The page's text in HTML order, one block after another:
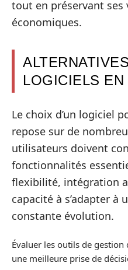
tout en préservant ses
économiques.
LOGICIELS EN
Le choix d’un logiciel
repose sur de
utilisateurs doivent
fonctionnalités
flexibilité, intégration
capacité à s’adapter à
constante évolution.
Évaluer les outils de gestion
une meilleure prise de